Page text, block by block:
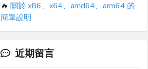
🔥 關於 x86、x64、amd64、arm64 的
簡單說明
近期留言